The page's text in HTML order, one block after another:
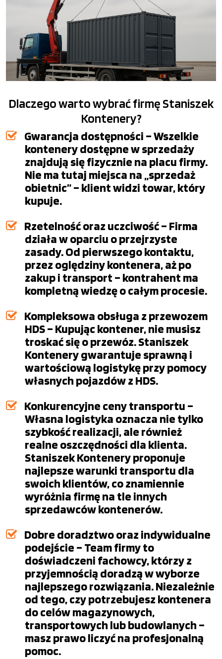
Dlaczego warto wybrać firmę Staniszek
Kontenery?
Gwarancja dostępności – Wszelkie
kontenery dostępne w sprzedaży
znajdują się fizycznie na placu firmy.
Nie ma tutaj miejsca na „sprzedaż
obietnic” – klient widzi towar, który
kupuje.
Rzetelność oraz uczciwość – Firma
działa w oparciu o przejrzyste
zasady. Od pierwszego kontaktu,
przez oględziny kontenera, aż po
zakup i transport – kontrahent ma
kompletną wiedzę o całym procesie.
Kompleksowa obsługa z przewozem
HDS – Kupując kontener, nie musisz
troskać się o przewóz. Staniszek
Kontenery gwarantuje sprawną i
wartościową logistykę przy pomocy
własnych pojazdów z HDS.
Konkurencyjne ceny transportu –
Własna logistyka oznacza nie tylko
szybkość realizacji, ale również
realne oszczędności dla klienta.
Staniszek Kontenery proponuje
najlepsze warunki transportu dla
swoich klientów, co znamiennie
wyróżnia firmę na tle innych
sprzedawców kontenerów.
Dobre doradztwo oraz indywidualne
podejście – Team firmy to
doświadczeni fachowcy, którzy z
przyjemnością doradzą w wyborze
najlepszego rozwiązania. Niezależnie
od tego, czy potrzebujesz kontenera
do celów magazynowych,
transportowych lub budowlanych –
masz prawo liczyć na profesjonalną
pomoc.